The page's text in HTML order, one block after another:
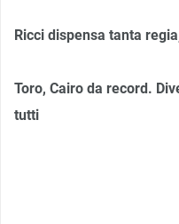
Ricci dispensa tanta
Toro, Cairo da record.
tutti